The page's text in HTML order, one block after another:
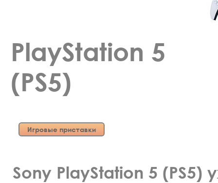
PlayStation 5
(PS5)
Игровые приставки
Sony PlayStation 5 (PS5)